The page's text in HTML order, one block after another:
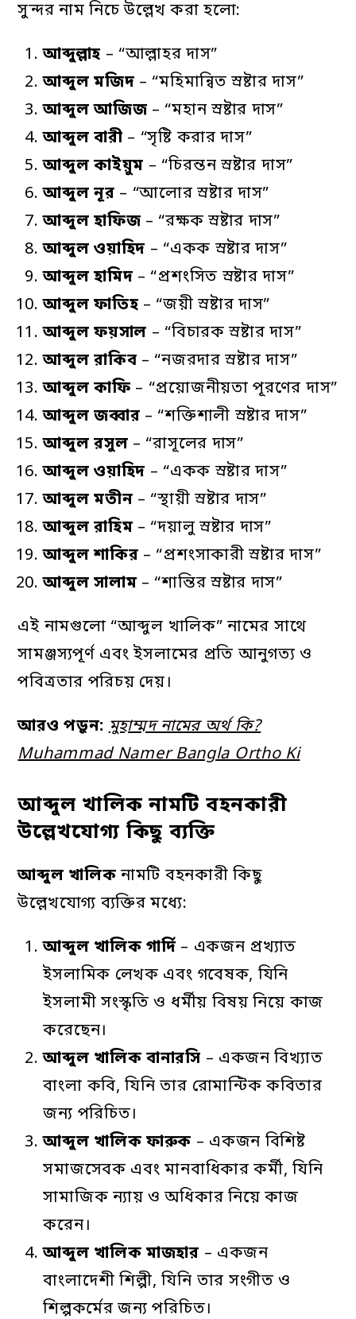
সুন্দর নাম নিচে উল্লেখ করা হলো:
আব্দুল্লাহ – “আল্লাহর দাস”
আব্দুল মজিদ – “মহিমান্বিত স্রষ্টার দাস”
আব্দুল আজিজ – “মহান স্রষ্টার দাস”
আব্দুল বারী – “সৃষ্টি করার দাস”
আব্দুল কাইয়ুম – “চিরন্তন স্রষ্টার দাস”
আব্দুল নূর – “আলোর স্রষ্টার দাস”
আব্দুল হাফিজ – “রক্ষক স্রষ্টার দাস”
আব্দুল ওয়াহিদ – “একক স্রষ্টার দাস”
আব্দুল হামিদ – “প্রশংসিত স্রষ্টার দাস”
আব্দুল ফাতিহ – “জয়ী স্রষ্টার দাস”
আব্দুল ফয়সাল – “বিচারক স্রষ্টার দাস”
আব্দুল রাকিব – “নজরদার স্রষ্টার দাস”
আব্দুল কাফি – “প্রয়োজনীয়তা পূরণের দাস”
আব্দুল জব্বার – “শক্তিশালী স্রষ্টার দাস”
আব্দুল রসুল – “রাসূলের দাস”
আব্দুল ওয়াহিদ – “একক স্রষ্টার দাস”
আব্দুল মতীন – “স্থায়ী স্রষ্টার দাস”
আব্দুল রাহিম – “দয়ালু স্রষ্টার দাস”
আব্দুল শাকির – “প্রশংসাকারী স্রষ্টার দাস”
আব্দুল সালাম – “শান্তির স্রষ্টার দাস”
এই নামগুলো “আব্দুল খালিক” নামের সাথে
সামঞ্জস্যপূর্ণ এবং ইসলামের প্রতি আনুগত্য ও
পবিত্রতার পরিচয় দেয়।
আরও পড়ুন:মুহাম্মদ নামের অর্থ কি?
Muhammad Namer Bangla Ortho Ki
আব্দুল খালিক নামটি বহনকারী
উল্লেখযোগ্য কিছু ব্যক্তি
আব্দুল খালিক নামটি বহনকারী কিছু
উল্লেখযোগ্য ব্যক্তির মধ্যে:
আব্দুল খালিকগার্দি – একজন প্রখ্যাত
ইসলামিক লেখক এবং গবেষক, যিনি
ইসলামী সংস্কৃতি ও ধর্মীয় বিষয় নিয়ে কাজ
করেছেন।
আব্দুল খালিকবানারসি – একজন বিখ্যাত
বাংলা কবি, যিনি তার রোমান্টিক কবিতার
জন্য পরিচিত।
আব্দুল খালিকফারুক – একজন বিশিষ্ট
সমাজসেবক এবং মানবাধিকার কর্মী, যিনি
সামাজিক ন্যায় ও অধিকার নিয়ে কাজ
করেন।
আব্দুল খালিকমাজহার – একজন
বাংলাদেশী শিল্পী, যিনি তার সংগীত ও
শিল্পকর্মের জন্য পরিচিত।